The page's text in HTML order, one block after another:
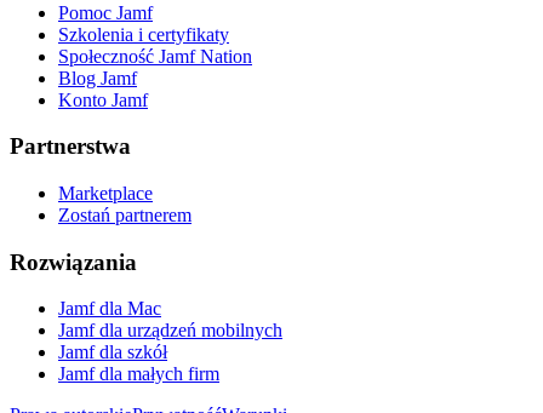
Pomoc Jamf
Szkolenia i certyfikaty
Społeczność Jamf Nation
Blog Jamf
Konto Jamf
Partnerstwa
Marketplace
Zostań partnerem
Rozwiązania
Jamf dla Mac
Jamf dla urządzeń mobilnych
Jamf dla szkół
Jamf dla małych firm